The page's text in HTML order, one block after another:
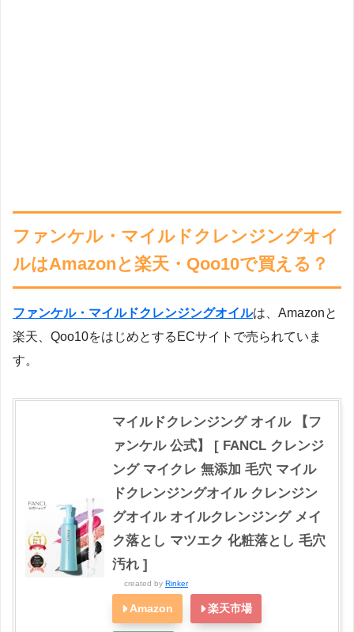
ファンケル・マイルドクレンジングオイ
ルはAmazonと楽天・Qoo10で買える？
ファンケル・マイルドクレンジングオイルは、Amazonと
楽天、Qoo10をはじめとするECサイトで売られていま
す。
マイルドクレンジング オイル 【フ
ァンケル 公式】 [ FANCL クレンジ
ング マイクレ 無添加 毛穴 マイル
ドクレンジングオイル クレンジン
グオイル オイルクレンジング メイ
ク落とし マツエク 化粧落とし 毛穴
汚れ ]
created by Rinker
Amazon 楽天市場